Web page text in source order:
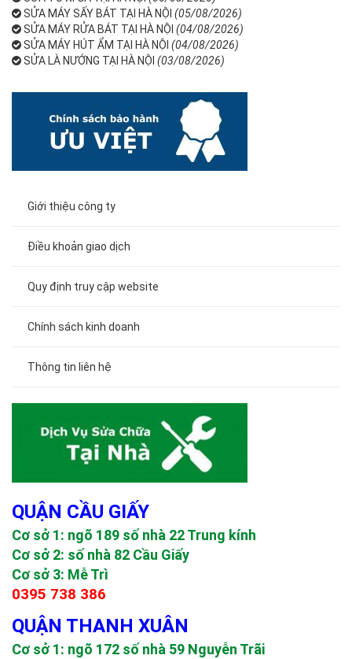
SỬA MÁY SẤY BÁT TẠI HÀ NỘI (05/08/2026)
SỬA MÁY RỬA BÁT TẠI HÀ NỘI (04/08/2026)
SỬA MÁY HÚT ẨM TẠI HÀ NỘI (04/08/2026)
SỬA LÀ NƯỚNG TẠI HÀ NỘI (03/08/2026)
Giới thiệu công ty
Điều khoản giao dịch
Quy định truy cập website
Chính sách kinh doanh
Thông tin liên hệ
QUẬN CẦU GIẤY
Cơ sở 1: ngõ 189 số nhà 22 Trung kính
Cơ sở 2: số nhà 82 Cầu Giấy
Cơ sở 3: Mễ Trì
0395 738 386
QUẬN THANH XUÂN
Cơ sở 1: ngõ 172 số nhà 59 Nguyễn Trãi